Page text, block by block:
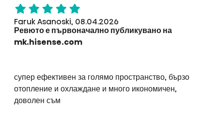
Faruk Asanoski, 08.04.2026
Ревюто е първоначално публикувано на
mk.hisense.com
супер ефективен за голямо пространство, бързо
отопление и охлаждане и много икономичен,
доволен съм